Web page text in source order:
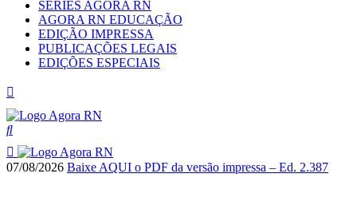
SÉRIES AGORA RN
AGORA RN EDUCAÇÃO
EDIÇÃO IMPRESSA
PUBLICAÇÕES LEGAIS
EDIÇÕES ESPECIAIS
07/08/2026 Baixe AQUI o PDF da versão impressa – Ed. 2.387